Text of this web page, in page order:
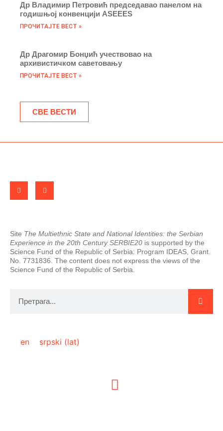
Др Владимир Петровић председавао панелом на
годишњој конвенцији ASEEES
ПРОЧИТАЈТЕ ВЕСТ »
Др Драгомир Бонџић учествовао на
архивистичком саветовању
ПРОЧИТАЈТЕ ВЕСТ »
СВЕ ВЕСТИ
Site The Multiethnic State and National Identities: the Serbian
Experience in the 20th Century SERBIE20 is supported by the
Science Fund of the Republic of Serbia: Program IDEAS, Grant.
No. 7731836. The content does not express the views of the
Science Fund of the Republic of Serbia.
en srpski (lat)